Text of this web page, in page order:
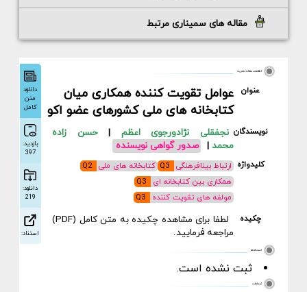
مقاله های سمیناری مرتبط
کامل
بازدید:
استناد:
اطلاعات مقاله نشریه
عنوان
عوامل تقویت کننده همکاری میان
کتابخانه های ملی کشورهای عضو اکو
نویسندگان نجفقلی نژادورجوی اعظم|حسن زاده
محمد| صدور گواهی نویسنده
کلیدواژه ارتباط بینافرهنگی Q3 کتابخانه های ملی Q2
همکاری بین کتابخانه ای Q3
مولفه های تقویت کننده Q3
چکیده
لطفا برای مشاهده چکیده به متن کامل (PDF)
مراجعه فرمایید.
استنادها
ثبت نشده است.
ارجاعات